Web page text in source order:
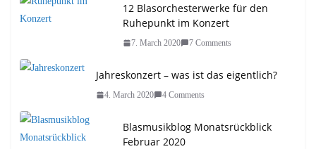
12 Blasorchesterwerke für den
Ruhepunkt im Konzert
7. March 2020 7 Comments
Jahreskonzert – was ist das eigentlich?
4. March 2020 4 Comments
Blasmusikblog Monatsrückblick
Februar 2020